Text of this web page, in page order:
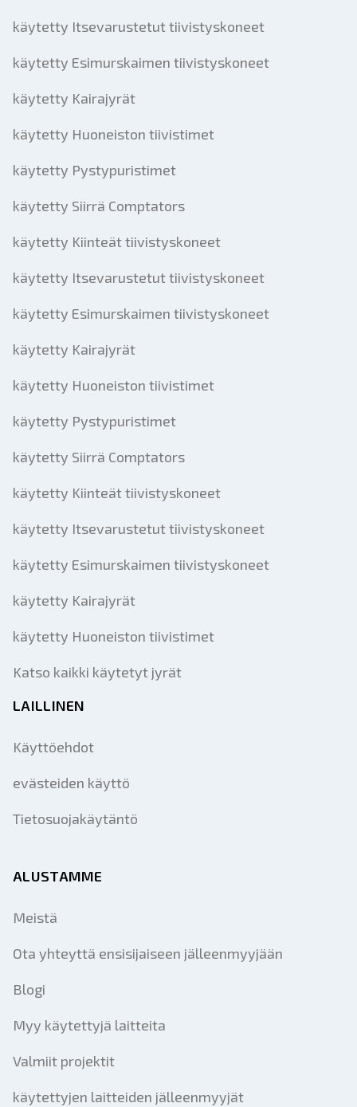
käytetty Itsevarustetut tiivistyskoneet
käytetty Esimurskaimen tiivistyskoneet
käytetty Kairajyrät
käytetty Huoneiston tiivistimet
käytetty Pystypuristimet
käytetty Siirrä Comptators
käytetty Kiinteät tiivistyskoneet
käytetty Itsevarustetut tiivistyskoneet
käytetty Esimurskaimen tiivistyskoneet
käytetty Kairajyrät
käytetty Huoneiston tiivistimet
käytetty Pystypuristimet
käytetty Siirrä Comptators
käytetty Kiinteät tiivistyskoneet
käytetty Itsevarustetut tiivistyskoneet
käytetty Esimurskaimen tiivistyskoneet
käytetty Kairajyrät
käytetty Huoneiston tiivistimet
Katso kaikki käytetyt jyrät
LAILLINEN
Käyttöehdot
evästeiden käyttö
Tietosuojakäytäntö
ALUSTAMME
Meistä
Ota yhteyttä ensisijaiseen jälleenmyyjään
Blogi
Myy käytettyjä laitteita
Valmiit projektit
käytettyjen laitteiden jälleenmyyjät